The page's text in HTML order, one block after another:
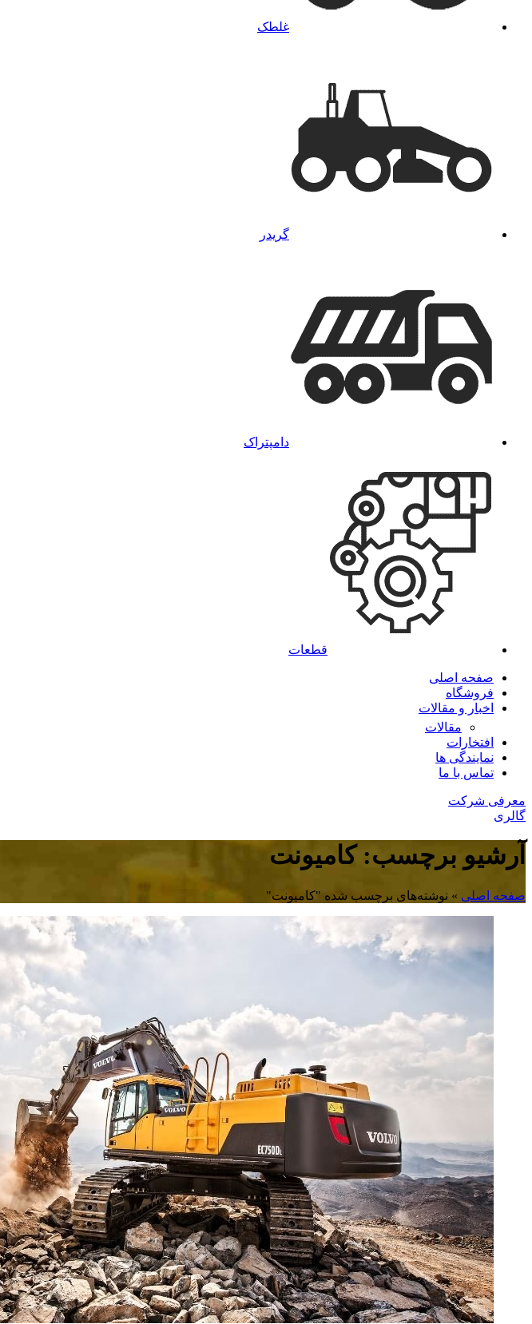
غلطک
گریدر
دامپتراک
قطعات
صفحه اصلی
فروشگاه
اخبار و مقالات
مقالات
افتخارات
نمایندگی ها
تماس با ما
معرفی شرکت
گالری
آرشیو برچسب: کامیونت
صفحه اصلی » نوشته‌های برچسب شده "کامیونت"